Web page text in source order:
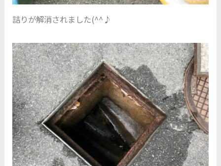
詰りが解消されました(^^♪